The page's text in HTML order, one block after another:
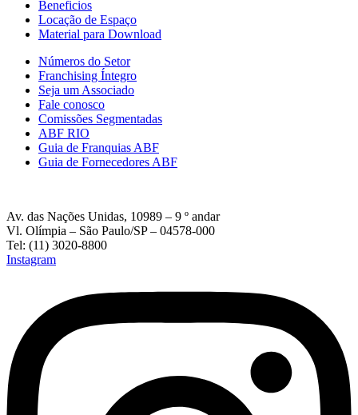
Beneficios
Locação de Espaço
Material para Download
Números do Setor
Franchising Íntegro
Seja um Associado
Fale conosco
Comissões Segmentadas
ABF RIO
Guia de Franquias ABF
Guia de Fornecedores ABF
Av. das Nações Unidas, 10989 – 9 º andar
Vl. Olímpia – São Paulo/SP – 04578-000
Tel: (11) 3020-8800
Instagram